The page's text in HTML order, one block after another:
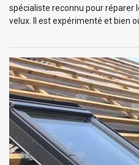
spécialiste reconnu pour réparer
velux. Il est expérimenté et bien